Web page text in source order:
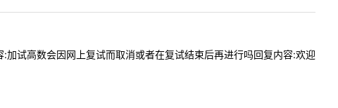
试高数会因网上复试而取消或者在复试结束后再进行吗回复内容:欢迎